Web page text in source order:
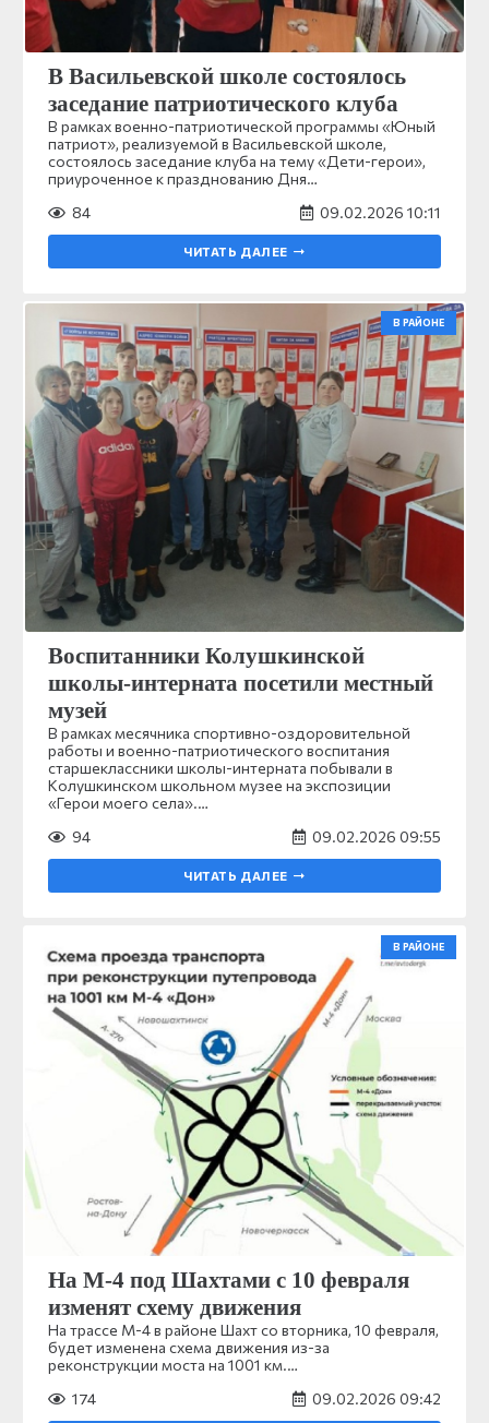
В Васильевской школе состоялось
заседание патриотического клуба
В рамках военно-патриотической программы «Юный
патриот», реализуемой в Васильевской школе,
состоялось заседание клуба на тему «Дети-герои»,
приуроченное к празднованию Дня…
84
09.02.2026 10:11
ЧИТАТЬ ДАЛЕЕ
В РАЙОНЕ
Воспитанники Колушкинской
школы-интерната посетили местный
музей
В рамках месячника спортивно-оздоровительной
работы и военно-патриотического воспитания
старшеклассники школы-интерната побывали в
Колушкинском школьном музее на экспозиции
«Герои моего села».…
94
09.02.2026 09:55
ЧИТАТЬ ДАЛЕЕ
В РАЙОНЕ
На М-4 под Шахтами с 10 февраля
изменят схему движения
На трассе М-4 в районе Шахт со вторника, 10 февраля,
будет изменена схема движения из-за
реконструкции моста на 1001 км.…
174
09.02.2026 09:42